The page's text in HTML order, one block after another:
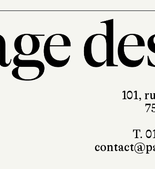
101,
T.